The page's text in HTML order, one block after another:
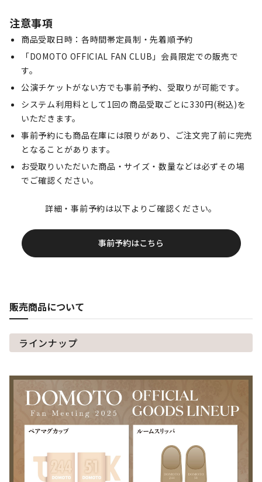
注意事項
商品受取日時：各時間帯定員制・先着順予約
「DOMOTO OFFICIAL FAN CLUB」会員限定での販売で
す。
公演チケットがない方でも事前予約、受取りが可能です。
システム利用料として1回の商品受取ごとに330円(税込)を
いただきます。
事前予約にも商品在庫には限りがあり、ご注文完了前に完売
となることがあります。
お受取りいただいた商品・サイズ・数量などは必ずその場
でご確認ください。
詳細・事前予約は以下よりご確認ください。
事前予約はこちら
販売商品について
ラインナップ